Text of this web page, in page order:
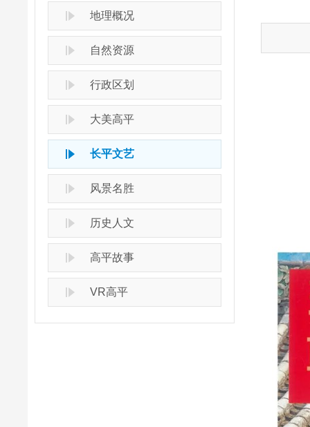
地理概况
自然资源
行政区划
大美高平
长平文艺
风景名胜
历史人文
高平故事
VR高平